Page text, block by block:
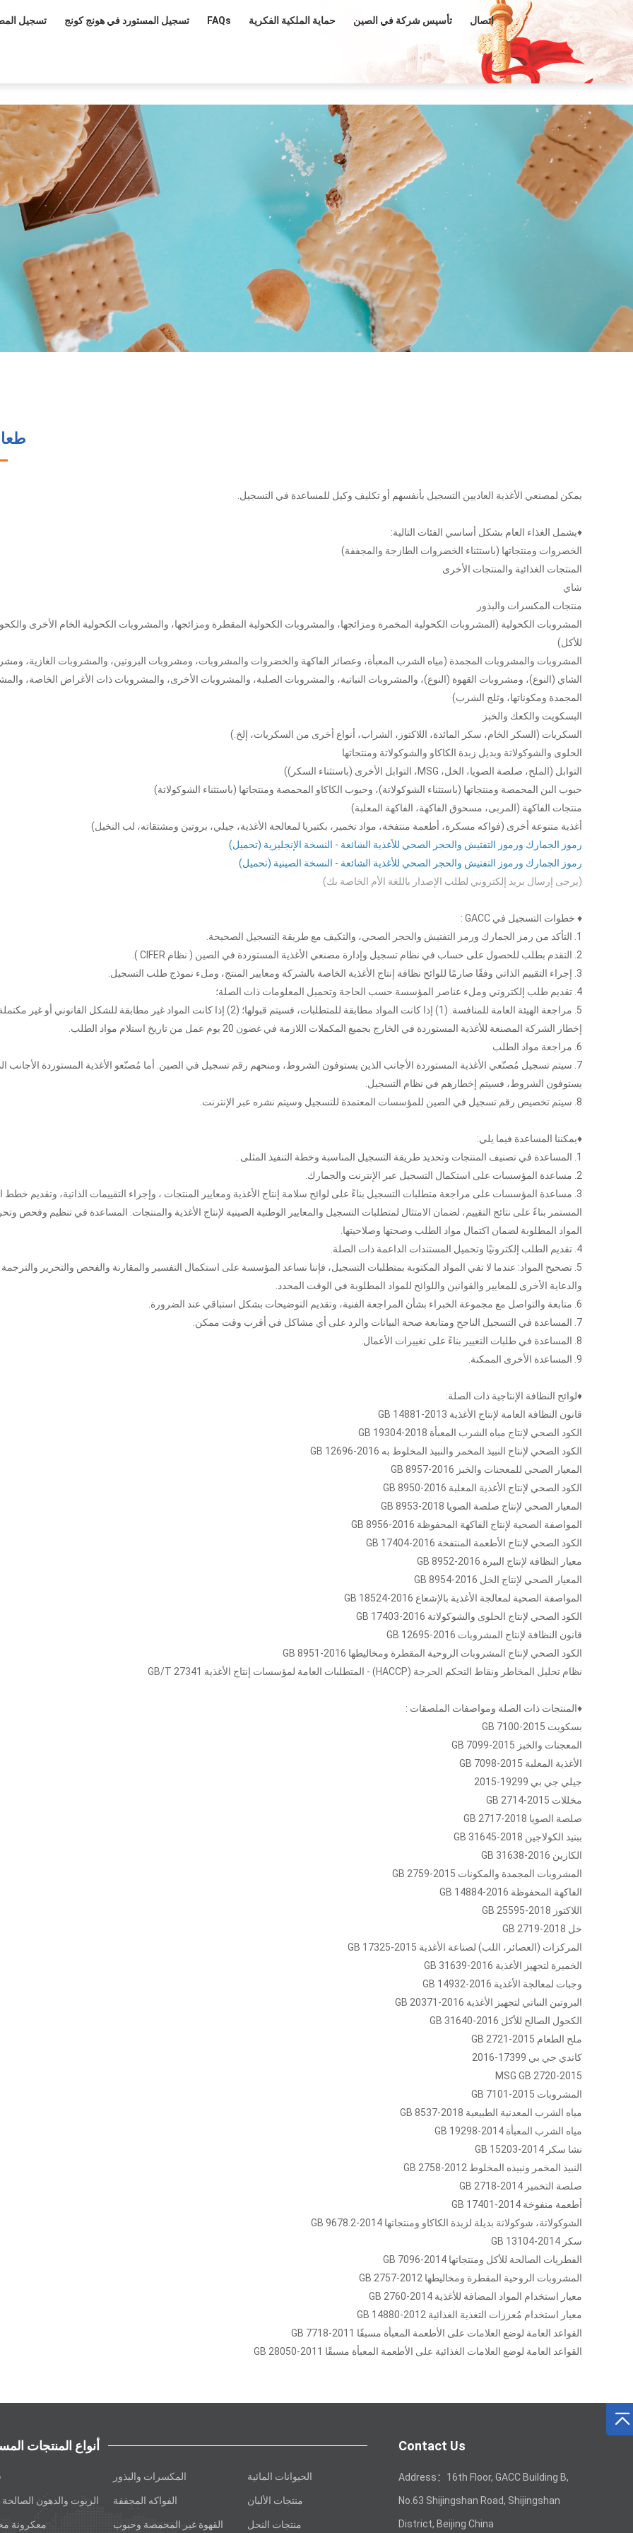
تسجيل تسجيل المستورد في هونج كونج FAQs حماية الملكية الفكرية تأسيس شركة في الصين اتصال
يمكن لمصنعي الأغذية العاديين التسجيل بأنفسهم أو تكليف وكيل للمساعدة في التسجيل.
♦يشمل الغذاء العام بشكل أساسي الفئات التالية:
الخضروات ومنتجاتها (باستثناء الخضروات الطازجة والمجففة)
المنتجات الغذائية والمنتجات الأخرى
شاي
منتجات المكسرات والبذور
المشروبات الكحولية (المشروبات الكحولية المخمرة ومزائجها، والمشروبات الكحولية المقطرة ومزائجها، والمشروبات الكحولية الخام الأخرى
للأكل)
المشروبات والمشروبات المجمدة (مياه الشرب المعبأة، وعصائر الفاكهة والخضروات والمشروبات، ومشروبات البروتين، والمشروبات الغازية،
الشاي (النوع)، ومشروبات القهوة (النوع)، والمشروبات النباتية، والمشروبات الصلبة، والمشروبات الأخرى، والمشروبات ذات الأغراض الخاصة،
المجمدة ومكوناتها، وثلج الشرب)
البسكويت والكعك والخبز
السكريات (السكر الخام، سكر المائدة، اللاكتوز، الشراب، أنواع أخرى من السكريات، إلخ.)
الحلوى والشوكولاتة وبديل زبدة الكاكاو والشوكولاتة ومنتجاتها
التوابل (الملح، صلصة الصويا، الخل، MSG، التوابل الأخرى (باستثناء السكر))
حبوب البن المحمصة ومنتجاتها (باستثناء الشوكولاتة)، وحبوب الكاكاو المحمصة ومنتجاتها (باستثناء الشوكولاتة)
منتجات الفاكهة (المربى، مسحوق الفاكهة، الفاكهة المعلبة)
أغذية متنوعة أخرى (فواكه مسكرة، أطعمة منتفخة، مواد تخمير، بكتيريا لمعالجة الأغذية، جيلي، بروتين ومشتقاته، لب النخيل)
رموز الجمارك ورموز التفتيش والحجر الصحي للأغذية الشائعة - النسخة الإنجليزية (تحميل)
رموز الجمارك ورموز التفتيش والحجر الصحي للأغذية الشائعة - النسخة الصينية (تحميل)
(يرجى إرسال بريد إلكتروني لطلب الإصدار باللغة الأم الخاصة بك)
♦ خطوات التسجيل في GACC :
1. التأكد من رمز الجمارك ورمز التفتيش والحجر الصحي، والتكيف مع طريقة التسجيل الصحيحة.
2. التقدم بطلب للحصول على حساب في نظام تسجيل وإدارة مصنعي الأغذية المستوردة في الصين ( نظام CIFER ).
3. إجراء التقييم الذاتي وفقًا صارمًا للوائح نظافة إنتاج الأغذية الخاصة بالشركة ومعايير المنتج، وملء نموذج طلب التسجيل.
4. تقديم طلب إلكتروني وملء عناصر المؤسسة حسب الحاجة وتحميل المعلومات ذات الصلة؛
5. مراجعة الهيئة العامة للمنافسة. (1) إذا كانت المواد مطابقة للمتطلبات، فسيتم قبولها؛ (2) إذا كانت المواد غير مطابقة للشكل القانوني
إخطار الشركة المصنعة للأغذية المستوردة في الخارج بجميع المكملات اللازمة في غضون 20 يوم عمل من تاريخ استلام مواد الطلب.
6. مراجعة مواد الطلب
7. سيتم تسجيل مُصنّعي الأغذية المستوردة الأجانب الذين يستوفون الشروط، ومنحهم رقم تسجيل في الصين. أما مُصنّعو الأغذية المستوردة الأجانب
يستوفون الشروط، فسيتم إخطارهم في نظام التسجيل.
8. سيتم تخصيص رقم تسجيل في الصين للمؤسسات المعتمدة للتسجيل وسيتم نشره عبر الإنترنت.
♦يمكننا المساعدة فيما يلي:
1. المساعدة في تصنيف المنتجات وتحديد طريقة التسجيل المناسبة وخطة التنفيذ المثلى .
2. مساعدة المؤسسات على استكمال التسجيل عبر الإنترنت والجمارك.
3. مساعدة المؤسسات على مراجعة متطلبات التسجيل بناءً على لوائح سلامة إنتاج الأغذية ومعايير المنتجات ، وإجراء التقييمات الذاتية، وتقديم خطط
المستمر بناءً على نتائج التقييم، لضمان الامتثال لمتطلبات التسجيل والمعايير الوطنية الصينية لإنتاج الأغذية والمنتجات. المساعدة في تنظيم وفحص
المواد المطلوبة لضمان اكتمال مواد الطلب وصحتها وصلاحيتها.
4. تقديم الطلب إلكترونيًا وتحميل المستندات الداعمة ذات الصلة.
5. تصحيح المواد: عندما لا تفي المواد المكتوبة بمتطلبات التسجيل، فإننا نساعد المؤسسة على استكمال التفسير والمقارنة والفحص والتحرير والترجمة
والدعاية الأخرى للمعايير والقوانين واللوائح للمواد المطلوبة في الوقت المحدد.
6. متابعة والتواصل مع مجموعة الخبراء بشأن المراجعة الفنية، وتقديم التوضيحات بشكل استباقي عند الضرورة.
7. المساعدة في التسجيل الناجح ومتابعة صحة البيانات والرد على أي مشاكل في أقرب وقت ممكن.
8. المساعدة في طلبات التغيير بناءً على تغييرات الأعمال.
9. المساعدة الأخرى الممكنة.
♦لوائح النظافة الإنتاجية ذات الصلة:
قانون النظافة العامة لإنتاج الأغذية GB 14881-2013
الكود الصحي لإنتاج مياه الشرب المعبأة GB 19304-2018
الكود الصحي لإنتاج النبيذ المخمر والنبيذ المخلوط به GB 12696-2016
المعيار الصحي للمعجنات والخبز GB 8957-2016
الكود الصحي لإنتاج الأغذية المعلبة GB 8950-2016
المعيار الصحي لإنتاج صلصة الصويا GB 8953-2018
المواصفة الصحية لإنتاج الفاكهة المحفوظة GB 8956-2016
الكود الصحي لإنتاج الأطعمة المنتفخة GB 17404-2016
معيار النظافة لإنتاج البيرة GB 8952-2016
المعيار الصحي لإنتاج الخل GB 8954-2016
المواصفة الصحية لمعالجة الأغذية بالإشعاع GB 18524-2016
الكود الصحي لإنتاج الحلوى والشوكولاتة GB 17403-2016
قانون النظافة لإنتاج المشروبات GB 12695-2016
الكود الصحي لإنتاج المشروبات الروحية المقطرة ومخاليطها GB 8951-2016
نظام تحليل المخاطر ونقاط التحكم الحرجة (HACCP) - المتطلبات العامة لمؤسسات إنتاج الأغذية GB/T 27341
♦المنتجات ذات الصلة ومواصفات الملصقات :
بسكويت GB 7100-2015
المعجنات والخبز GB 7099-2015
الأغذية المعلبة GB 7098-2015
جيلي جي بي 19299-2015
مخللات GB 2714-2015
صلصة الصويا GB 2717-2018
ببتيد الكولاجين GB 31645-2018
الكازين GB 31638-2016
المشروبات المجمدة والمكونات GB 2759-2015
الفاكهة المحفوظة GB 14884-2016
اللاكتوز GB 25595-2018
خل GB 2719-2018
المركزات (العصائر، اللب) لصناعة الأغذية GB 17325-2015
الخميرة لتجهيز الأغذية GB 31639-2016
وجبات لمعالجة الأغذية GB 14932-2016
البروتين النباتي لتجهيز الأغذية GB 20371-2016
الكحول الصالح للأكل GB 31640-2016
ملح الطعام GB 2721-2015
كاندي جي بي 17399-2016
MSG GB 2720-2015
المشروبات GB 7101-2015
مياه الشرب المعدنية الطبيعية GB 8537-2018
مياه الشرب المعبأة GB 19298-2014
نشا سكر GB 15203-2014
النبيذ المخمر ونبيذه المخلوط GB 2758-2012
صلصة التخمير GB 2718-2014
أطعمة منفوخة GB 17401-2014
الشوكولاتة، شوكولاتة بديلة لزبدة الكاكاو ومنتجاتها GB 9678.2-2014
سكر GB 13104-2014
الفطريات الصالحة للأكل ومنتجاتها GB 7096-2014
المشروبات الروحية المقطرة ومخاليطها GB 2757-2012
معيار استخدام المواد المضافة للأغذية GB 2760-2014
معيار استخدام مُعززات التغذية الغذائية GB 14880-2012
القواعد العامة لوضع العلامات على الأطعمة المعبأة مسبقًا GB 7718-2011
القواعد العامة لوضع العلامات الغذائية على الأطعمة المعبأة مسبقًا GB 28050-2011
أنواع المنتجات
الزيوت والدهون الصالحة
معكرونة
المكسرات والبذور
الفواكه المجففة
القهوة غير المحمصة وحبوب
الحيوانات المائية
منتجات الألبان
منتجات النحل
Contact Us
Address：16th Floor, GACC Building B,
No.63 Shijingshan Road, Shijingshan
District, Beijing China